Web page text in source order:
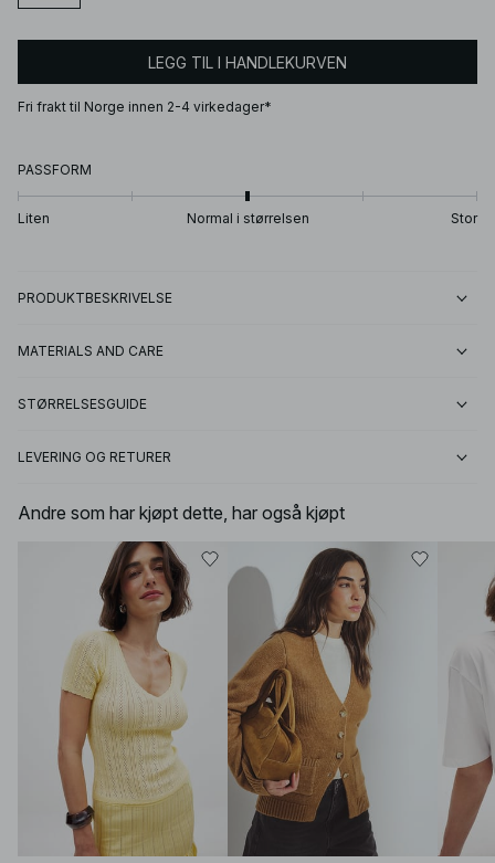
LEGG TIL I HANDLEKURVEN
Fri frakt til Norge innen 2-4 virkedager*
PASSFORM
Liten Normal i størrelsen Stor
PRODUKTBESKRIVELSE
MATERIALS AND CARE
STØRRELSESGUIDE
LEVERING OG RETURER
Andre som har kjøpt dette, har også kjøpt